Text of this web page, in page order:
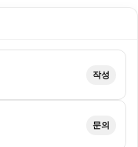
작성
문의